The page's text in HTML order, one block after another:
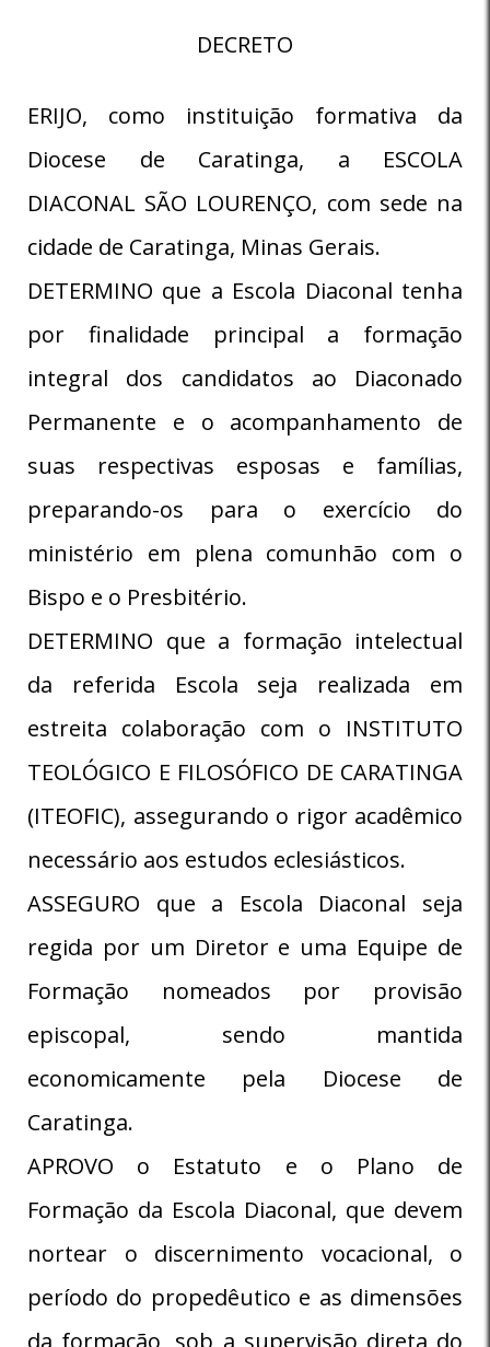
DECRETO
ERIJO, como instituição formativa da
Diocese de Caratinga, a ESCOLA
DIACONAL SÃO LOURENÇO, com sede na
cidade de Caratinga, Minas Gerais.
DETERMINO que a Escola Diaconal tenha
por finalidade principal a formação
integral dos candidatos ao Diaconado
Permanente e o acompanhamento de
suas respectivas esposas e famílias,
preparando-os para o exercício do
ministério em plena comunhão com o
Bispo e o Presbitério.
DETERMINO que a formação intelectual
da referida Escola seja realizada em
estreita colaboração com o INSTITUTO
TEOLÓGICO E FILOSÓFICO DE CARATINGA
(ITEOFIC), assegurando o rigor acadêmico
necessário aos estudos eclesiásticos.
ASSEGURO que a Escola Diaconal seja
regida por um Diretor e uma Equipe de
Formação nomeados por provisão
episcopal, sendo mantida
economicamente pela Diocese de
Caratinga.
APROVO o Estatuto e o Plano de
Formação da Escola Diaconal, que devem
nortear o discernimento vocacional, o
período do propedêutico e as dimensões
da formação, sob a supervisão direta do